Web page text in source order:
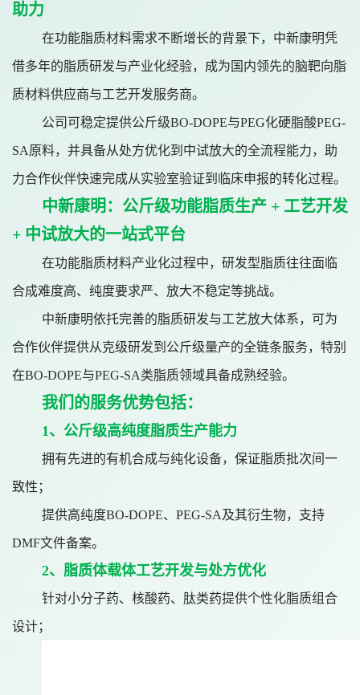
助力
在功能脂质材料需求不断增长的背景下，中新康明凭
借多年的脂质研发与产业化经验，成为国内领先的脑靶向脂
质材料供应商与工艺开发服务商。
公司可稳定提供公斤级BO-DOPE与PEG化硬脂酸PEG-
SA原料，并具备从处方优化到中试放大的全流程能力，助
力合作伙伴快速完成从实验室验证到临床申报的转化过程。
中新康明：公斤级功能脂质生产 + 工艺开发
+ 中试放大的一站式平台
在功能脂质材料产业化过程中，研发型脂质往往面临
合成难度高、纯度要求严、放大不稳定等挑战。
中新康明依托完善的脂质研发与工艺放大体系，可为
合作伙伴提供从克级研发到公斤级量产的全链条服务，特别
在BO-DOPE与PEG-SA类脂质领域具备成熟经验。
我们的服务优势包括：
1、公斤级高纯度脂质生产能力
拥有先进的有机合成与纯化设备，保证脂质批次间一
致性；
提供高纯度BO-DOPE、PEG-SA及其衍生物，支持
DMF文件备案。
2、脂质体载体工艺开发与处方优化
针对小分子药、核酸药、肽类药提供个性化脂质组合
设计；